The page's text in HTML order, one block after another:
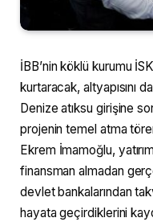
İBB’nin köklü kurumu
kurtaracak, altyapısını
Denize atıksu girişine
projenin temel atma
Ekrem İmamoğlu,
finansman almadan
devlet bankalarından
hayata geçirdiklerini